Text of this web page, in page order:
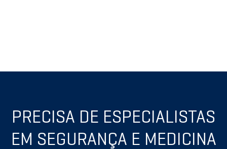
PRECISA DE ESPECIALISTAS
EM SEGURANÇA E MEDICINA